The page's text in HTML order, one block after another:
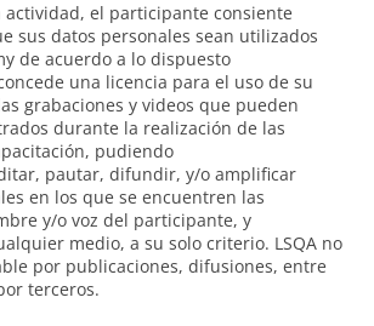
el participante consiente
sus datos personales sean utilizados
de acuerdo a lo dispuesto
una licencia para el uso de su
grabaciones y videos que pueden
durante la realización de las
pudiendo
pautar, difundir, y/o amplificar
en los que se encuentren las
y/o voz del participante, y
medio, a su solo criterio. LSQA no
por publicaciones, difusiones, entre
terceros.